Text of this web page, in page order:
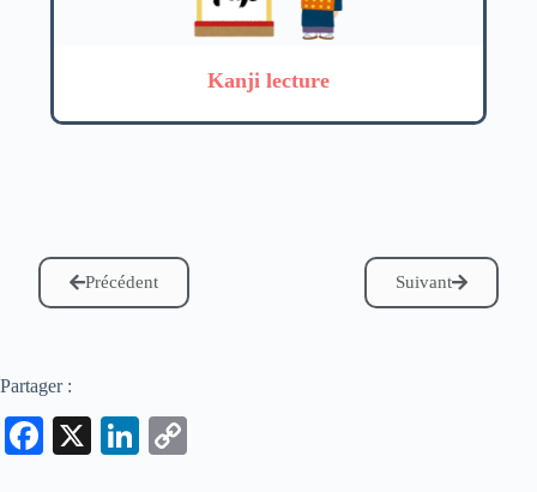
Kanji lecture
Précédent Suivant
Partager :
Fa
X
Li